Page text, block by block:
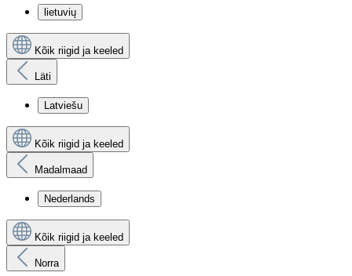
lietuvių
Kõik riigid ja keeled
Läti
Latviešu
Kõik riigid ja keeled
Madalmaad
Nederlands
Kõik riigid ja keeled
Norra